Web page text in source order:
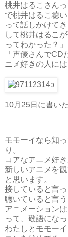
桃井はるこさん
で桃井はるこ聴い
って話しかけて
して桃井はるこ
ってわかった？
「声優さんで
ニメ好きの人に
10月25日に書い
モモーイなら知
り。
コアなアニメ好
新しいアニメを
と思います。
接していると言
聴いていると言
アニメーション
って、敬語になっ
わたしとモモー